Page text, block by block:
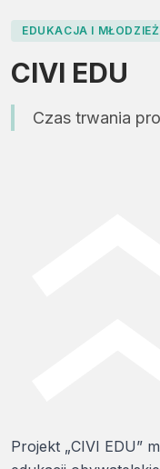
EDUKACJA I MŁODZIEŻ
CIVI EDU
Czas trwania
Projekt „CIVI EDU”